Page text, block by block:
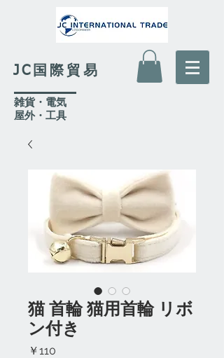
JC国際貿易
​雑貨・電気
​屋外・工具
猫 首輪 猫用首輪 リボ
ン付き
￥110